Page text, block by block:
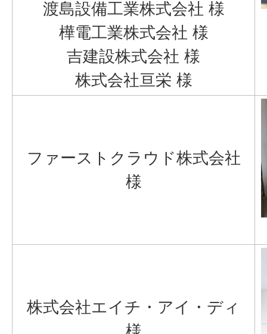
渡島設備工業株式会社 様
樺電工業株式会社 様
吉建設株式会社 様
株式会社亘栄 様
ファーストクラウド株式会社
様
株式会社エイチ・アイ・ディ